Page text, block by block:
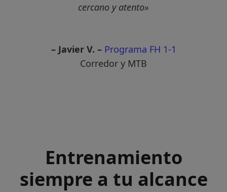
cercano y atento»
– Javier V. – Programa FH 1-1
Corredor y MTB
Entrenamiento
siempre a tu alcance